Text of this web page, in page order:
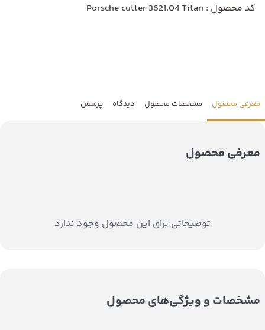
کد محصول : Porsche cutter 3621.04 Titan
معرفی محصول مشخصات محصول دیدگاه پرسش
معرفی محصول
توضیحاتی برای این محصول وجود ندارد
مشخصات و ویژگی‌های محصول